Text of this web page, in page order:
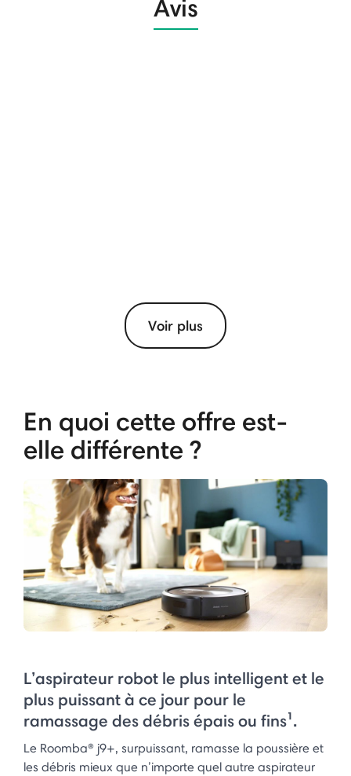
Avis
Voir plus
En quoi cette offre est-
elle différente ?
L’aspirateur robot le plus intelligent et le
plus puissant à ce jour pour le
ramassage des débris épais ou fins¹.
Le Roomba® j9+, surpuissant, ramasse la poussière et
les débris mieux que n’importe quel autre aspirateur